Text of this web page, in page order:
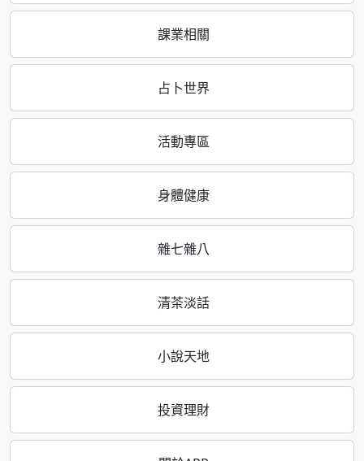
課業相關
占卜世界
活動專區
身體健康
雜七雜八
清茶淡話
小說天地
投資理財